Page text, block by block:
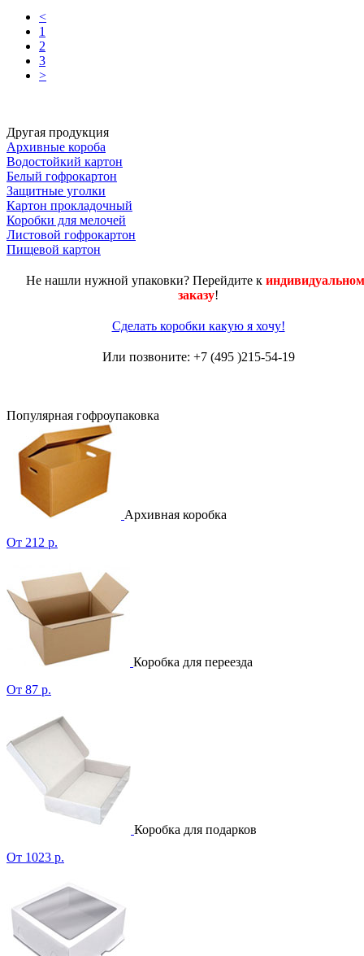
<
1
2
3
>
Другая продукция
Архивные короба
Водостойкий картон
Белый гофрокартон
Защитные уголки
Картон прокладочный
Коробки для мелочей
Листовой гофрокартон
Пищевой картон
Не нашли нужной упаковки? Перейдите к
заказу!
Сделать коробки какую я хочу!
Или позвоните: +7 (495 )215-54-19
Популярная гофроупаковка
Архивная коробка
От 212 р.
Коробка для переезда
От 87 р.
Коробка для подарков
От 1023 р.